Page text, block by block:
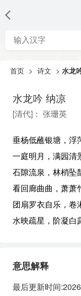
首页 > 诗文 > 水龙
水龙吟 纳凉
[清代]： 张珊英
垂杨低蘸银塘，浮
一庭明月，满园清
石隙流泉，林梢坠
看回廊曲曲，萧萧
团扇罗衣自乐，卷
水映疏星，阶凝白
意思解释
最后更新时间